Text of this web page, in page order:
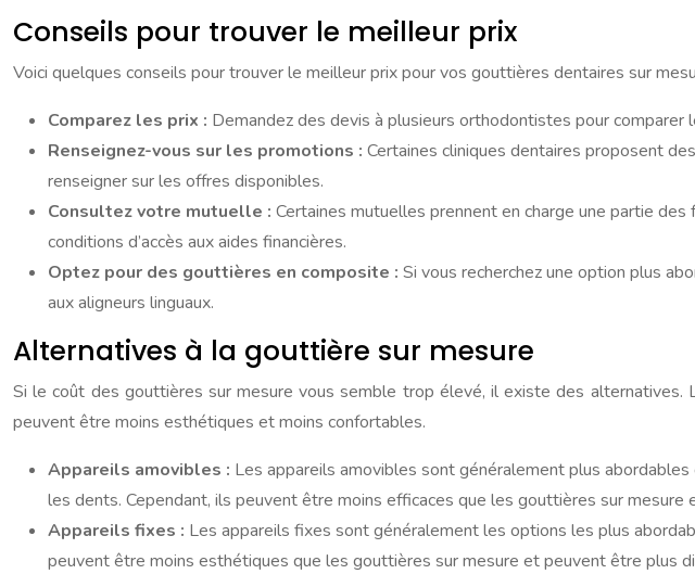
Conseils pour trouver le meilleur prix
Voici quelques conseils pour trouver le meilleur prix pour vos gouttières dentaires sur
Comparez les prix : Demandez des devis à plusieurs orthodontistes pour comparer
Renseignez-vous sur les promotions : Certaines cliniques dentaires proposent
renseigner sur les offres disponibles.
Consultez votre mutuelle : Certaines mutuelles prennent en charge une partie
conditions d’accès aux aides financières.
Optez pour des gouttières en composite : Si vous recherchez une option plus
aux aligneurs linguaux.
Alternatives à la gouttière sur mesure
Si le coût des gouttières sur mesure vous semble trop élevé, il existe des
peuvent être moins esthétiques et moins confortables.
Appareils amovibles : Les appareils amovibles sont généralement plus
les dents. Cependant, ils peuvent être moins efficaces que les gouttières sur
Appareils fixes : Les appareils fixes sont généralement les options les plus
peuvent être moins esthétiques que les gouttières sur mesure et peuvent être plus